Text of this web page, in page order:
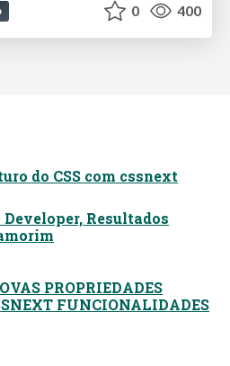
0 400
do CSS com cssnext
Resultados
PROPRIEDADES
FUNCIONALIDADES